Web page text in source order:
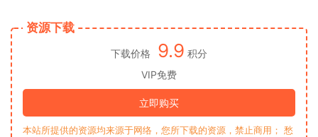
资源下载
下载价格 9.9 积分
VIP免费
立即购买
本站所提供的资源均来源于网络，您所下载的资源，禁止商用； 愁